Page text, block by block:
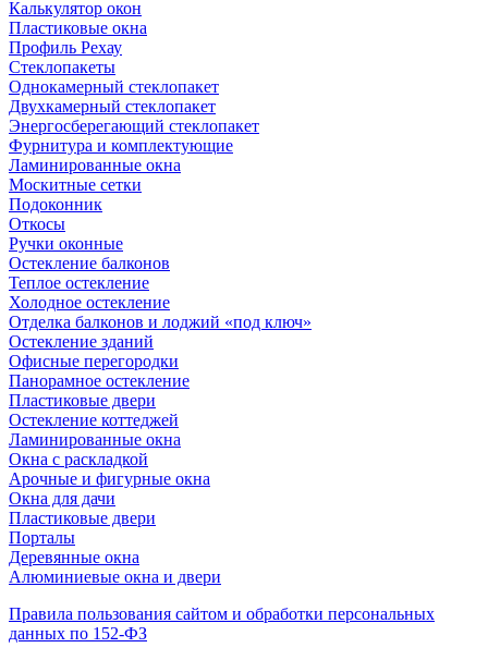
Калькулятор окон
Пластиковые окна
Профиль Рехау
Стеклопакеты
Однокамерный стеклопакет
Двухкамерный стеклопакет
Энергосберегающий стеклопакет
Фурнитура и комплектующие
Ламинированные окна
Москитные сетки
Подоконник
Откосы
Ручки оконные
Остекление балконов
Теплое остекление
Холодное остекление
Отделка балконов и лоджий «под ключ»
Остекление зданий
Офисные перегородки
Панорамное остекление
Пластиковые двери
Остекление коттеджей
Ламинированные окна
Окна с раскладкой
Арочные и фигурные окна
Окна для дачи
Пластиковые двери
Порталы
Деревянные окна
Алюминиевые окна и двери
Правила пользования сайтом и обработки персональных
данных по 152-ФЗ